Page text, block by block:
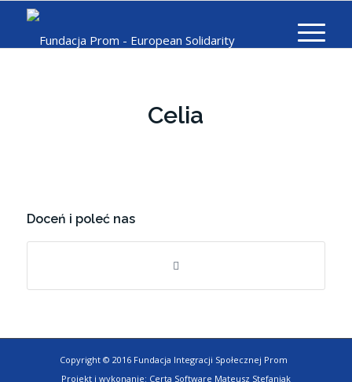
Celia
Doceń i poleć nas
Copyright © 2016 Fundacja Integracji Społecznej Prom
Projekt i wykonanie: Certa Software Mateusz Stefaniak